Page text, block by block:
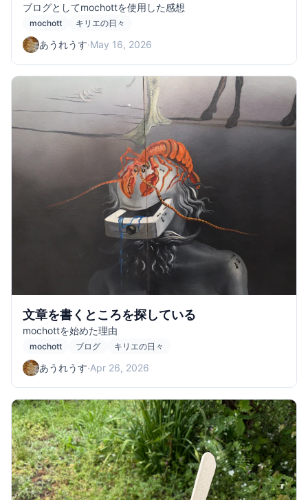
ブログとしてmochottを使用した感想
mochott キリエの日々
あうれうす·May 16, 2026
文章を書くところを探している
mochottを始めた理由
mochott ブログ キリエの日々
あうれうす·Apr 26, 2026